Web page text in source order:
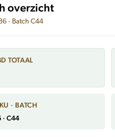
overzicht
· Batch C44
TOTAAL
· BATCH
· C44